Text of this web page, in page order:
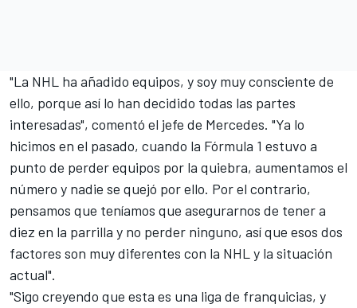
"La NHL ha añadido equipos, y soy muy consciente de
ello, porque así lo han decidido todas las partes
interesadas", comentó el jefe de Mercedes. "Ya lo
hicimos en el pasado, cuando la Fórmula 1 estuvo a
punto de perder equipos por la quiebra, aumentamos el
número y nadie se quejó por ello. Por el contrario,
pensamos que teníamos que asegurarnos de tener a
diez en la parrilla y no perder ninguno, así que esos dos
factores son muy diferentes con la NHL y la situación
actual".
"Sigo creyendo que esta es una liga de franquicias, y